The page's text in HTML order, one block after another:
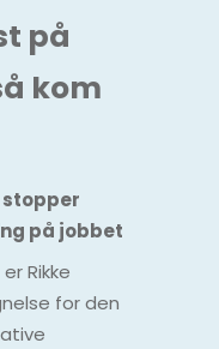
på
kom
stopper
på jobbet
Rikke
for den